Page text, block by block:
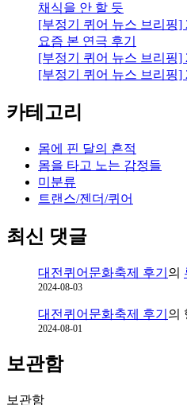
9:
이
방
인,
사
채식을 안 할 듯
[부정기 퀴어 뉴스 브리핑]
요즘 본 연극 후기
[부정기 퀴어 뉴스 브리핑]
[부정기 퀴어 뉴스 브리핑]
카테고리
몸에 핀 달의 흔적
몸을 타고 노는 감정들
미분류
트랜스/젠더/퀴어
최신 댓글
대전퀴어문화축제 후기 의
2024-08-03
대전퀴어문화축제 후기 의
2024-08-01
보관함
보관함